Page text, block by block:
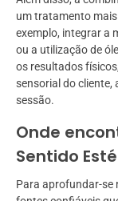
um tratamento
exemplo, integrar a
ou a utilização de
os resultados
sensorial do cliente,
sessão.
Onde
Sentido
Para aprofundar-se